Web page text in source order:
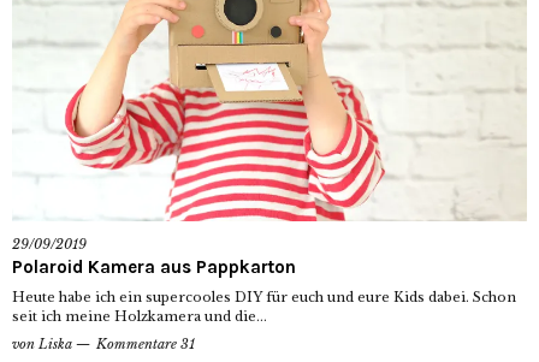
29/09/2019
Polaroid Kamera aus Pappkarton
Heute habe ich ein supercooles DIY für euch und eure Kids dabei. Schon
seit ich meine Holzkamera und die...
von Liska Kommentare 31